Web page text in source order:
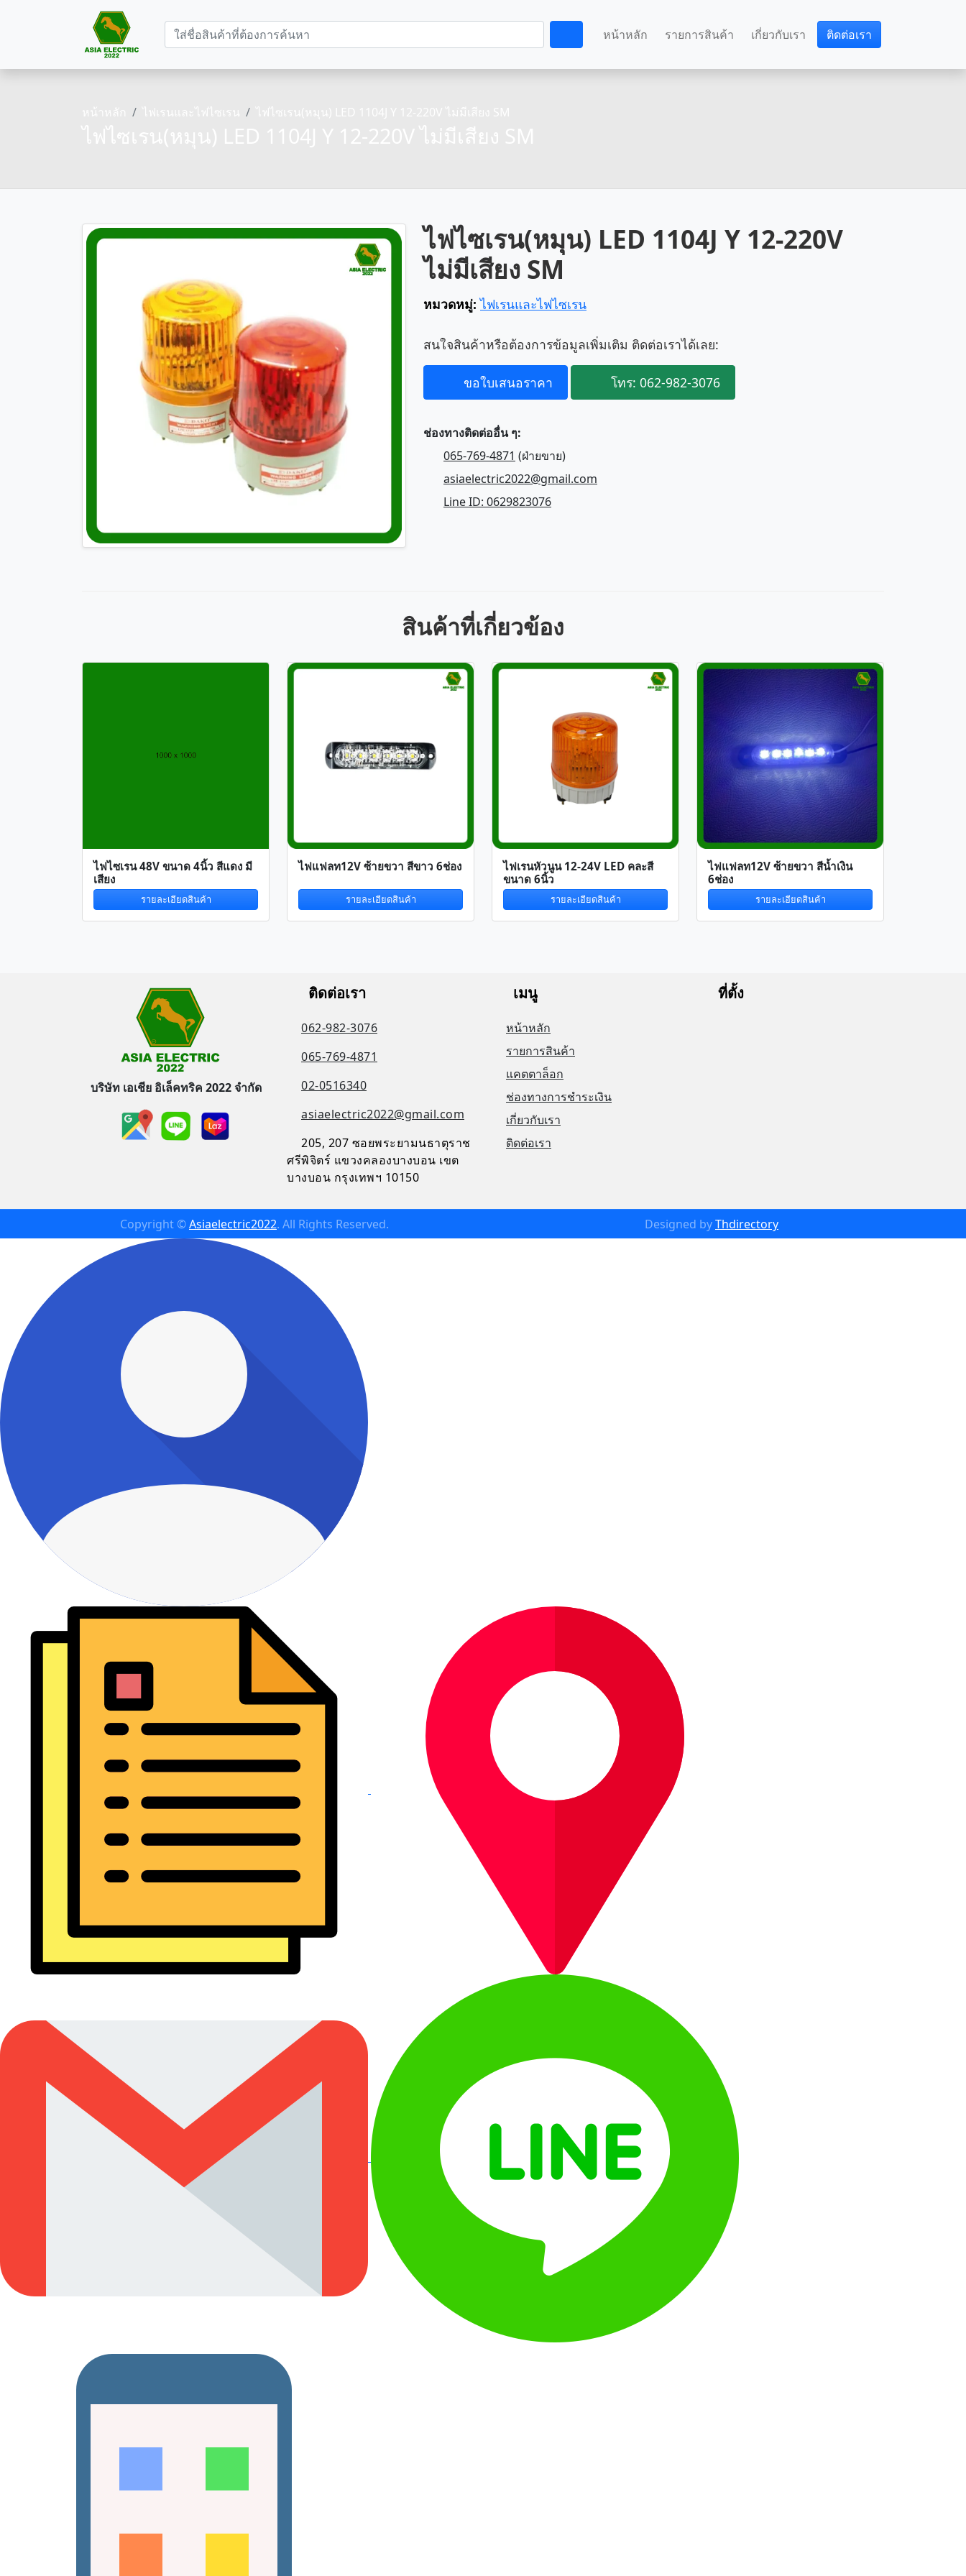
หน้าหลัก รายการสินค้า เกี่ยวกับเรา ติดต่อเรา
ไฟไซเรน(หมุน) LED 1104J Y 12-220V
ไม่มีเสียง SM
หมวดหมู่: ไฟเรนและไฟไซเรน
สนใจสินค้าหรือต้องการข้อมูลเพิ่มเติม ติดต่อเราได้เลย:
ขอใบเสนอราคา โทร: 062-982-3076
ช่องทางติดต่ออื่น ๆ:
065-769-4871 (ฝ่ายขาย)
asiaelectric2022@gmail.com
Line ID: 0629823076
สินค้าที่เกี่ยวข้อง
ไฟไซเรน 48V ขนาด 4นิ้ว สีแดง มี
เสียง
รายละเอียดสินค้า
ไฟแฟลท12V ซ้ายขวา สีขาว 6ช่อง
รายละเอียดสินค้า
ไฟเรนหัวนูน 12-24V LED คละสี
ขนาด 6นิ้ว
รายละเอียดสินค้า
ไฟแฟลท12V ซ้ายขวา สีน้ำเงิน
6ช่อง
รายละเอียดสินค้า
บริษัท เอเชีย อิเล็คทริค 2022 จำกัด
ติดต่อเรา
062-982-3076
065-769-4871
02-0516340
asiaelectric2022@gmail.com
205, 207 ซอยพระยามนธาตุราช
ศรีพิจิตร์ แขวงคลองบางบอน เขต
บางบอน กรุงเทพฯ 10150
เมนู
หน้าหลัก
รายการสินค้า
แคตตาล็อก
ช่องทางการชำระเงิน
เกี่ยวกับเรา
ติดต่อเรา
ที่ตั้ง
Copyright ©Asiaelectric2022. All Rights Reserved. Designed byThdirectory